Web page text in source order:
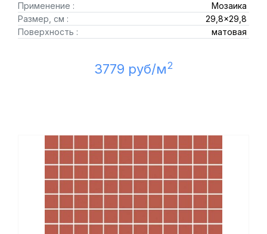
Применение :
Мозаика
Размер, см :
29,8x29,8
Поверхность :
матовая
3779 руб/м2